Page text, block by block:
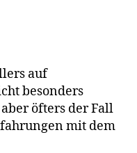
auf
besonders
öfters der Fall
mit dem